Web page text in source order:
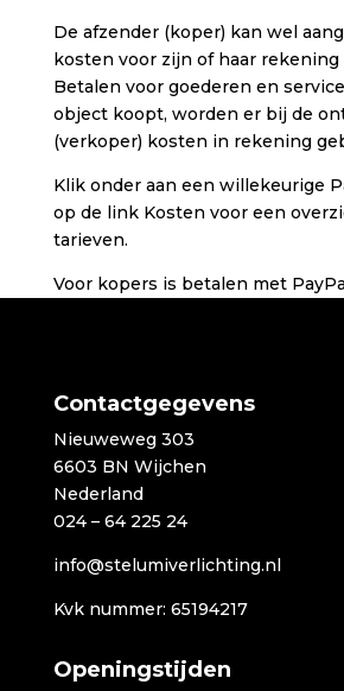
De afzender (koper) kan wel
kosten voor zijn of haar rekening
Betalen voor goederen en
object koopt, worden er bij de
(verkoper) kosten in rekening
Klik onder aan een willekeurige
op de link Kosten voor een
tarieven.
Voor kopers is betalen met
Contactgegevens
Nieuweweg 303
6603 BN Wijchen
Nederland
024 – 64 225 24
info@stelumiverlichting.nl
Kvk nummer: 65194217
Openingstijden